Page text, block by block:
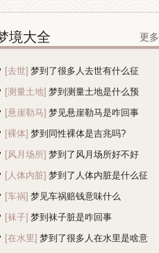
境大全 更多
[去世] 梦到了很多人去世有什么征
[测量土地] 梦到测量土地是什么预
？
[悬崖勒马] 梦见悬崖勒马是咋回事
[裸体] 梦到同性裸体是吉兆吗?
[风月场所] 梦到了风月场所好不好
[人体内脏] 梦到了人体内脏是什么征
[车祸] 梦见车祸赔钱意味什么
[袜子] 梦到袜子脏是咋回事
[在水里] 梦到了很多人在水里是啥意